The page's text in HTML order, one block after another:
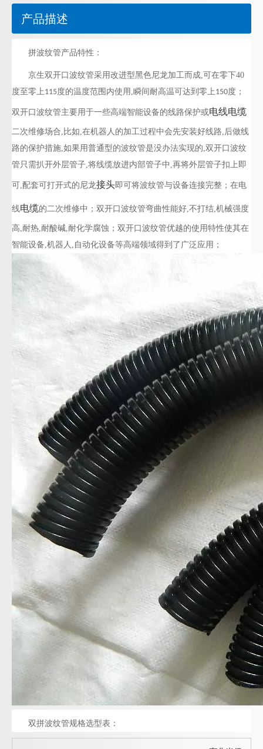
产品描述
拼波纹管产品特性：
京生双开口波纹管采用改进型黑色尼龙加工而成,可在零下40
度至零上 115度的温度范围内使用,瞬间耐高温可达到零上 150度；
双开口波纹管主要用于一些高端智能设备的线路保护或电线电缆
二次维修场合,比如,在机器人的加工过程中会先安装好线路,后做线
路的保护措施,如果用普通型的波纹管是没办法实现的,双开口波纹
管只需扒开外层管子,将线缆放进内部管子中,再将外层管子扣上即
可,配套可打开式的尼龙接头即可将波纹管与设备连接完整；在电
线电缆的二次维修中；双开口波纹管弯曲性能好,不打结,机械强度
高,耐热,耐酸碱,耐化学腐蚀；双开口波纹管优越的使用特性使其在
智能设备,机器人,自动化设备等高端领域得到了广泛应用；
双拼波纹管规格选型表：